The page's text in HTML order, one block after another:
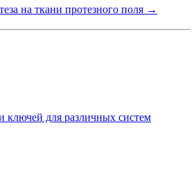
на ткани протезного поля →
ключей для различных систем